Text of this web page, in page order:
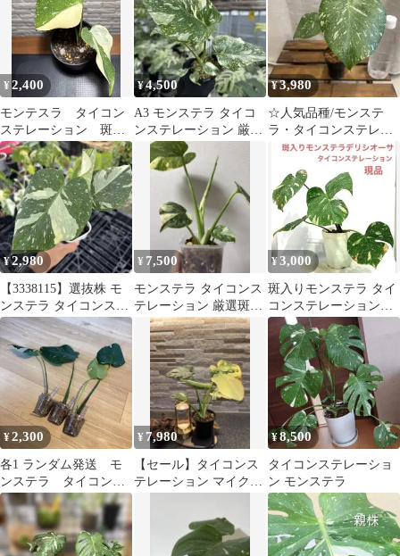
¥2,400
モンテスラ タイコン
ステレーション 斑入
り モンステラ デリ
シオーサ②
¥4,500
A3 モンステラ タイコ
ンステレーション 厳厳
選斑入り 送料込み
¥3,980
☆人気品種/モンステ
ラ・タイコンステレー
ション/斑入り☆④
¥2,980
【3338115】選抜株 モ
ンステラ タイコンステ
レーション
¥ 7,500
モンステラ タイコンス
テレーション 厳選斑入
り 新芽あり
¥3,000
斑入りモンステラ タイ
コンステレーション鉢
ごと現品
¥2,300
各1 ランダム発送 モ
ンステラ タイコンス
テレーション カット
苗 斑入り
¥ 7,980
【セール】タイコンス
テレーション マイクロ
¥8,500
タイコンステレーショ
ン モンステラ